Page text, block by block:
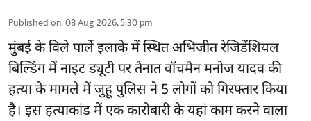
Published on:08 Aug 2026, 5:30 pm
मुंबई के विले पार्ले इलाके में स्थित अभिजीत रेजिडेंशियल
बिल्डिंग में नाइट ड्यूटी पर तैनात वॉचमैन मनोज यादव की
हत्या के मामले में जुहू पुलिस ने 5 लोगों को गिरफ्तार किया
है। इस हत्याकांड में एक कारोबारी के यहां काम करने वाला